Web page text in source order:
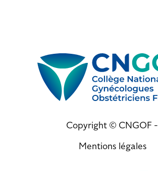
Copyright © CNGOF -
Mentions légales